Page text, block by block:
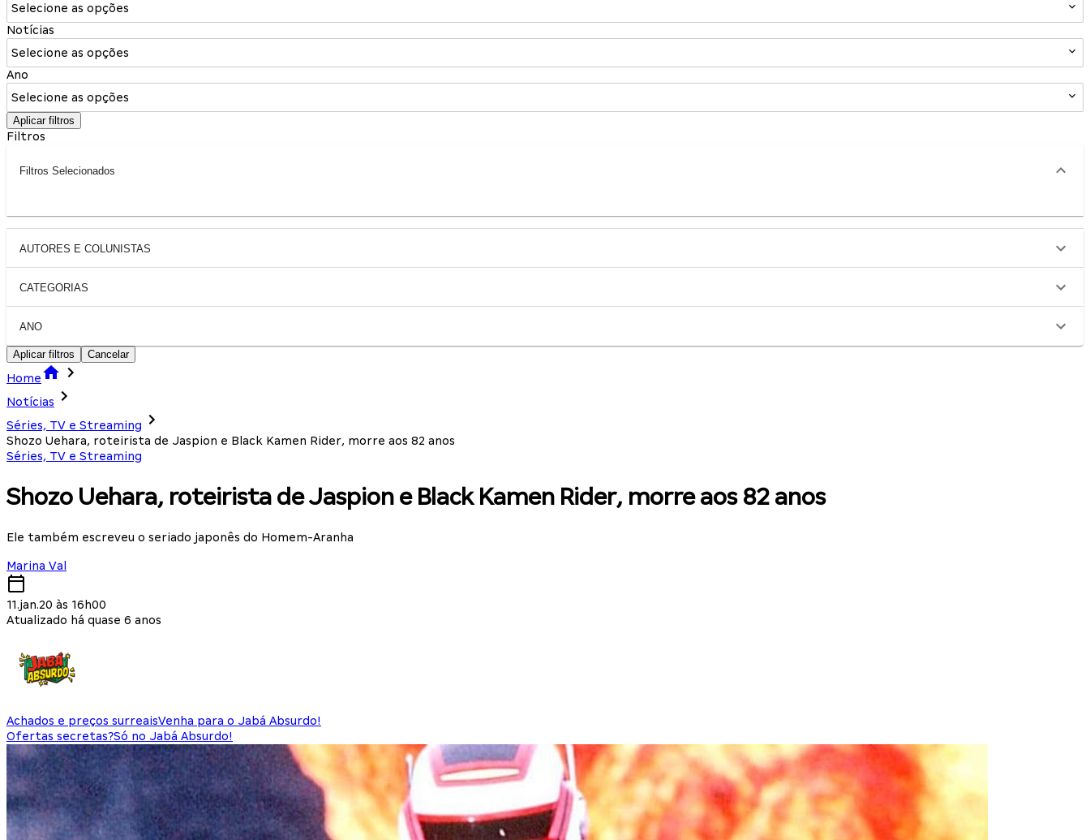
Selecione as opções
Notícias
Selecione as opções
Ano
Selecione as opções
Aplicar filtros
Filtros
Filtros Selecionados
AUTORES E COLUNISTAS
CATEGORIAS
ANO
Aplicar filtros Cancelar
Home
Notícias
Séries, TV e Streaming
Shozo Uehara, roteirista de Jaspion e Black Kamen Rider, morre aos 82 anos
Séries, TV e Streaming
Shozo Uehara, roteirista de Jaspion e Black Kamen Rider, morre aos 82 anos
Ele também escreveu o seriado japonês do Homem-Aranha
Marina Val
11.jan.20 às 16h00
Atualizado há quase 6 anos
Achados e preços surreaisVenha para o Jabá Absurdo!
Ofertas secretas?Só no Jabá Absurdo!